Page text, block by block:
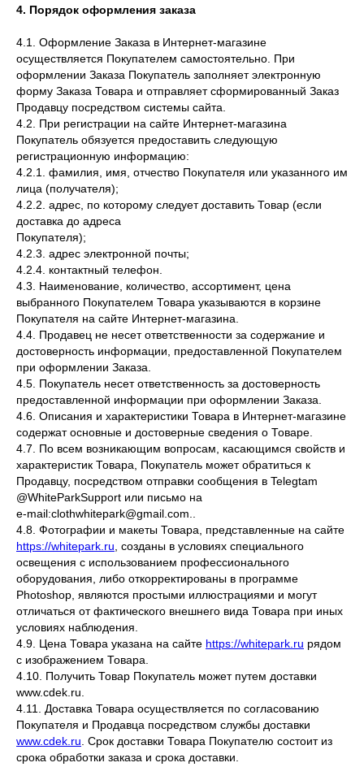
4. Порядок оформления заказа
4.1. Оформление Заказа в Интернет-магазине
осуществляется Покупателем самостоятельно. При
оформлении Заказа Покупатель заполняет электронную
форму Заказа Товара и отправляет сформированный Заказ
Продавцу посредством системы сайта.
4.2. При регистрации на сайте Интернет-магазина
Покупатель обязуется предоставить следующую
регистрационную информацию:
4.2.1. фамилия, имя, отчество Покупателя или указанного им
лица (получателя);
4.2.2. адрес, по которому следует доставить Товар (если
доставка до адреса
Покупателя);
4.2.3. адрес электронной почты;
4.2.4. контактный телефон.
4.3. Наименование, количество, ассортимент, цена
выбранного Покупателем Товара указываются в корзине
Покупателя на сайте Интернет-магазина.
4.4. Продавец не несет ответственности за содержание и
достоверность информации, предоставленной Покупателем
при оформлении Заказа.
4.5. Покупатель несет ответственность за достоверность
предоставленной информации при оформлении Заказа.
4.6. Описания и характеристики Товара в Интернет-магазине
содержат основные и достоверные сведения о Товаре.
4.7. По всем возникающим вопросам, касающимся свойств и
характеристик Товара, Покупатель может обратиться к
Продавцу, посредством отправки сообщения в Telegtam
@WhiteParkSupport или письмо на
e‑mail:clothwhitepark@gmail.com..
4.8. Фотографии и макеты Товара, представленные на сайте
https://whitepark.ru , созданы в условиях специального
освещения с использованием профессионального
оборудования, либо откорректированы в программе
Photoshop, являются простыми иллюстрациями и могут
отличаться от фактического внешнего вида Товара при иных
условиях наблюдения.
4.9. Цена Товара указана на сайте https://whitepark.ru рядом
с изображением Товара.
4.10. Получить Товар Покупатель может путем доставки
www.cdek.ru.
4.11. Доставка Товара осуществляется по согласованию
Покупателя и Продавца посредством службы доставки
www.cdek.ru . Срок доставки Товара Покупателю состоит из
срока обработки заказа и срока доставки.